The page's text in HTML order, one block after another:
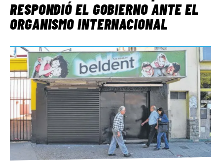
RESPONDIÓ EL GOBIERNO ANTE EL
ORGANISMO INTERNACIONAL